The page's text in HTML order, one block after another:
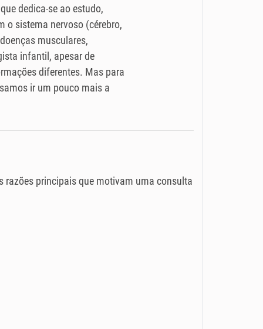
dedica-se ao estudo,
o sistema nervoso (cérebro,
musculares,
infantil, apesar de
diferentes. Mas para
ir um pouco mais a
razões principais que motivam uma consulta